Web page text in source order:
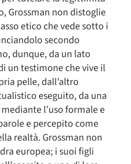
Grossman non distoglie
etico che vede sotto i
secondo
dunque, da un lato
un testimone che vive il
pelle, dall’altro
eseguito, da una
l’uso formale e
e percepito come
realtà. Grossman non
europea; i suoi figli